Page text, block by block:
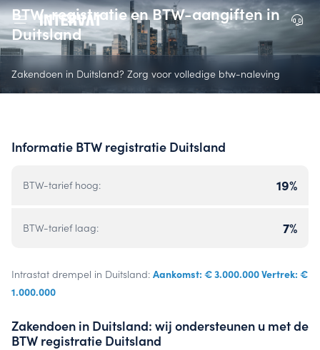
BTW-registratie en BTW-aangiften in
Duitsland
Zakendoen in Duitsland? Zorg voor volledige btw-naleving
Informatie BTW registratie Duitsland
BTW-tarief hoog: 19%
BTW-tarief laag: 7%
Intrastat drempel in Duitsland: Aankomst: € 3.000.000 Vertrek: €
1.000.000
Zakendoen in Duitsland: wij ondersteunen u met de
BTW registratie Duitsland